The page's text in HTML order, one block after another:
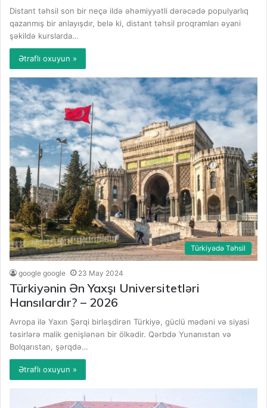
Distant təhsil son bir neçə ildə əhəmiyyətli dərəcədə populyarlıq
qazanmış bir anlayışdır, belə ki, distant təhsil proqramları əyani
şəkildə kurslarda…
Ətraflı oxuyun »
Türkiyədə Təhsil
google google 23 May 2024
Türkiyənin Ən Yaxşı Universitetləri
Hansılardır? – 2026
Avropa ilə Yaxın Şərqi birləşdirən Türkiyə, güclü mədəni və siyasi
təsirlərə malik genişlənən bir ölkədir. Qərbdə Yunanıstan və
Bolqarıstan, şərqdə…
Ətraflı oxuyun »